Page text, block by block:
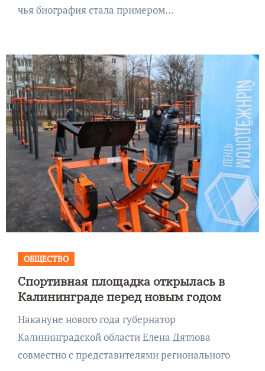
чья биография стала примером…
ОБЩЕСТВО
Спортивная площадка открылась в
Калининграде перед новым годом
Накануне нового года губернатор
Калининградской области Елена Дятлова
совместно с представителями регионального